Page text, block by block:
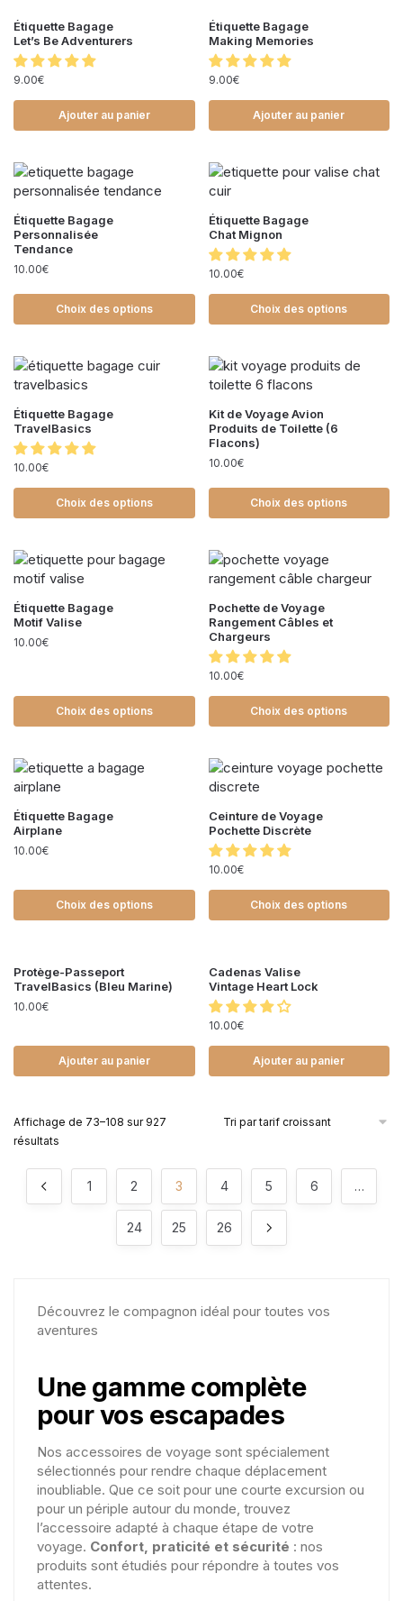
Étiquette Bagage
Let’s Be Adventurers
9.00€
Ajouter au panier
Étiquette Bagage
Making Memories
9.00€
Ajouter au panier
Étiquette Bagage
Personnalisée
Tendance
10.00€
Choix des options
Étiquette Bagage
Chat Mignon
10.00€
Choix des options
Étiquette Bagage
TravelBasics
10.00€
Choix des options
Kit de Voyage Avion
Produits de Toilette (6
Flacons)
10.00€
Choix des options
Étiquette Bagage
Motif Valise
10.00€
Choix des options
Pochette de Voyage
Rangement Câbles et
Chargeurs
10.00€
Choix des options
Étiquette Bagage
Airplane
10.00€
Choix des options
Ceinture de Voyage
Pochette Discrète
10.00€
Choix des options
Protège-Passeport
TravelBasics (Bleu Marine)
10.00€
Ajouter au panier
Cadenas Valise
Vintage Heart Lock
10.00€
Ajouter au panier
Affichage de 73–108 sur 927
résultats
1 2 3 4 5 6 …
24 25 26
Découvrez le compagnon idéal pour toutes vos
aventures
Une gamme complète
pour vos escapades
Nos accessoires de voyage sont spécialement
sélectionnés pour rendre chaque déplacement
inoubliable. Que ce soit pour une courte excursion ou
pour un périple autour du monde, trouvez
l’accessoire adapté à chaque étape de votre
voyage. Confort, praticité et sécurité : nos
produits sont étudiés pour répondre à toutes vos
attentes.